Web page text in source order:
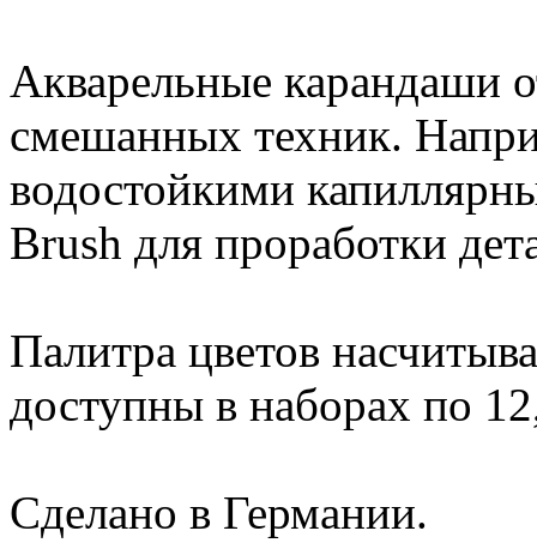
Акварельные карандаши
смешанных техник.
водостойкими
Brush для проработки
Палитра цветов
доступны в наборах по
Сделано в Германии.